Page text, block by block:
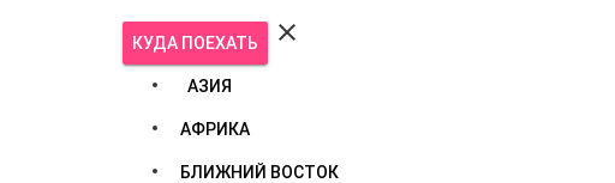
КУДА ПОЕХАТЬ 
АЗИЯ
АФРИКА
БЛИЖНИЙ ВОСТОК